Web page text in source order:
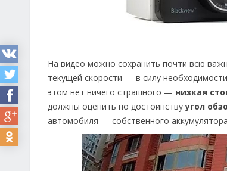
На видео можно сохранить почти всю
текущей скорости — в силу
этом нет ничего страшного — низкая
должны оценить по достоинствуугол
автомобиля — собственного